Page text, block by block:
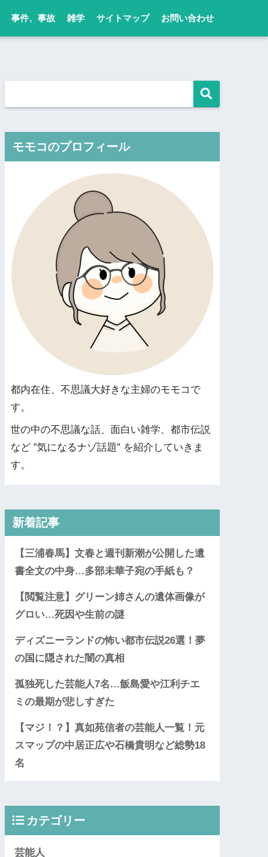
事件、事故 雑学 サイトマップ お問い合わせ
モモコのプロフィール
都内在住、不思議大好きな主婦のモモコで
す。
世の中の不思議な話、面白い雑学、都市伝説
など ”気になるナゾ話題” を紹介していきま
す。
新着記事
【三浦春馬】文春と週刊新潮が公開した遺
書全文の中身…多部未華子宛の手紙も？
【閲覧注意】グリーン姉さんの遺体画像が
グロい…死因や生前の謎
ディズニーランドの怖い都市伝説26選！夢
の国に隠された闇の真相
孤独死した芸能人7名…飯島愛や江利チエ
ミの最期が悲しすぎた
【マジ！？】真如苑信者の芸能人一覧！元
スマップの中居正広や石橋貴明など総勢18
名
カテゴリー
芸能人